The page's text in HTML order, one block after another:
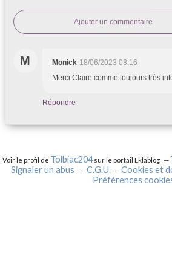
Ajouter un commentaire
M Monick 18/06/2023 08:16
Merci Claire comme toujours très
Répondre
Voir le profil de Tolbiac204sur le portail Eklablog
Signaler un abus
C.G.U.
Cookies et
Préférences